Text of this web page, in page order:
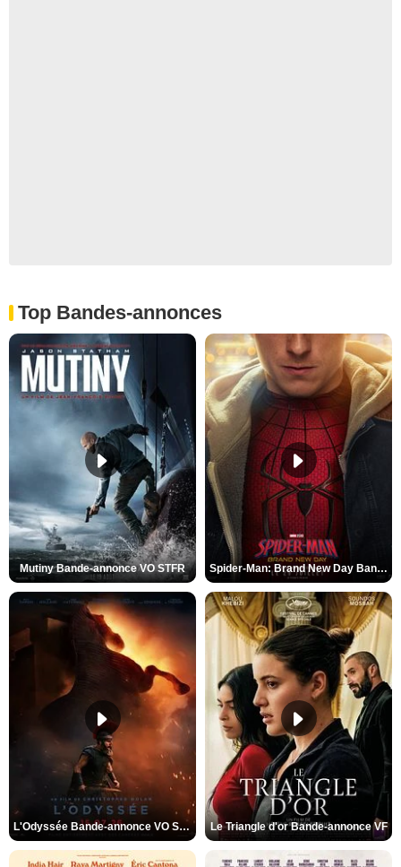
Top Bandes-annonces
Mutiny Bande-annonce VO STFR Spider-Man: Brand New Day Bande-annonce VO STFR
L'Odyssée Bande-annonce VO STFR Le Triangle d'or Bande-annonce VF